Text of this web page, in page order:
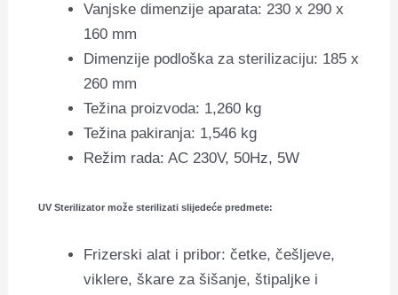
Vanjske dimenzije aparata: 230 x 290 x
160 mm
Dimenzije podloška za sterilizaciju: 185 x
260 mm
Težina proizvoda: 1,260 kg
Težina pakiranja: 1,546 kg
Režim rada: AC 230V, 50Hz, 5W
UV Sterilizator može sterilizati slijedeće predmete:
Frizerski alat i pribor: četke, češljeve,
viklere, škare za šišanje, štipaljke i